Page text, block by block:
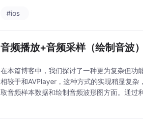
#ios
音频播放+音频采样（绘制音波）
在本篇博客中，我们探讨了一种更为复杂但功
相较于和AVPlayer，这种方式的实现稍显复
取音频样本数据和绘制音频波形图方面。通过